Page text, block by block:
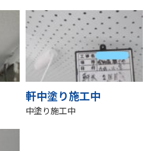
軒中塗り施工中
中塗り施工中